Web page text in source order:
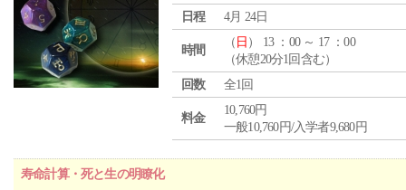
日程
4月 24日
時間
（ 日 ） 13 ：00 ～ 17 ：00
（休憩20分1回含む）
回数
全1回
料金
10,760円
一般10,760円/入学者9,680円
寿命計算・死と生の明瞭化